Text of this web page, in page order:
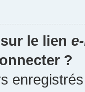
le lien
?